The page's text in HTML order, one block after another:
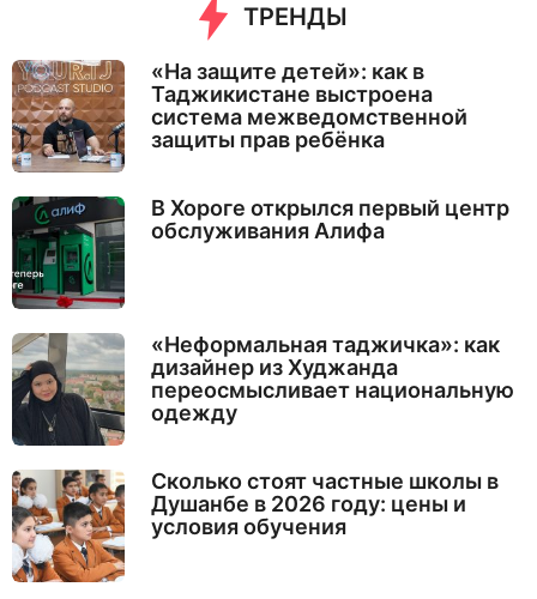
ТРЕНДЫ
«На защите детей»: как в
Таджикистане выстроена
система межведомственной
защиты прав ребёнка
В Хороге открылся первый центр
обслуживания Алифа
«Неформальная таджичка»: как
дизайнер из Худжанда
переосмысливает национальную
одежду
Сколько стоят частные школы в
Душанбе в 2026 году: цены и
условия обучения